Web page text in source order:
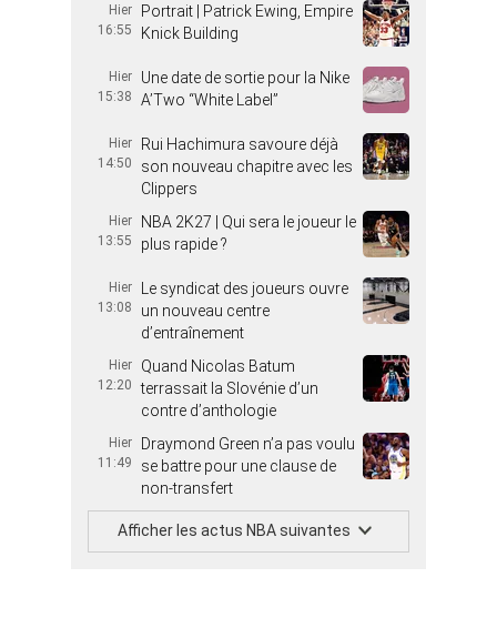
Hier
16:55
Portrait | Patrick Ewing, Empire
Knick Building
Hier
15:38
Une date de sortie pour la Nike
A’Two “White Label”
Hier
14:50
Rui Hachimura savoure déjà
son nouveau chapitre avec les
Clippers
Hier
13:55
NBA 2K27 | Qui sera le joueur le
plus rapide ?
Hier
13:08
Le syndicat des joueurs ouvre
un nouveau centre
d’entraînement
Hier
12:20
Quand Nicolas Batum
terrassait la Slovénie d’un
contre d’anthologie
Hier
11:49
Draymond Green n’a pas voulu
se battre pour une clause de
non-transfert
Afficher les actus NBA suivantes